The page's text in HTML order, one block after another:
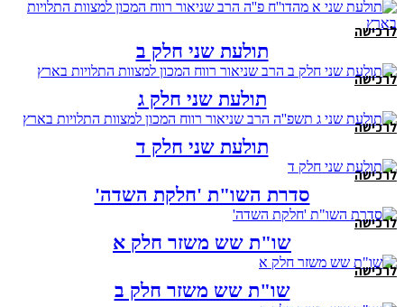
לרכישה
תולעת שני חלק ב
לרכישה
תולעת שני חלק ג
לרכישה
תולעת שני חלק ד
לרכישה
סדרת השו"ת 'חלקת השדה'
לרכישה
שו"ת שש משזר חלק א
לרכישה
שו"ת שש משזר חלק ב